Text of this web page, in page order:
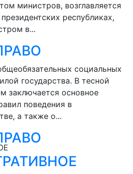
министров, возглавляется
республиках,
в...
социальных
государства. В тесной
заключается основное
поведения в
а также о...